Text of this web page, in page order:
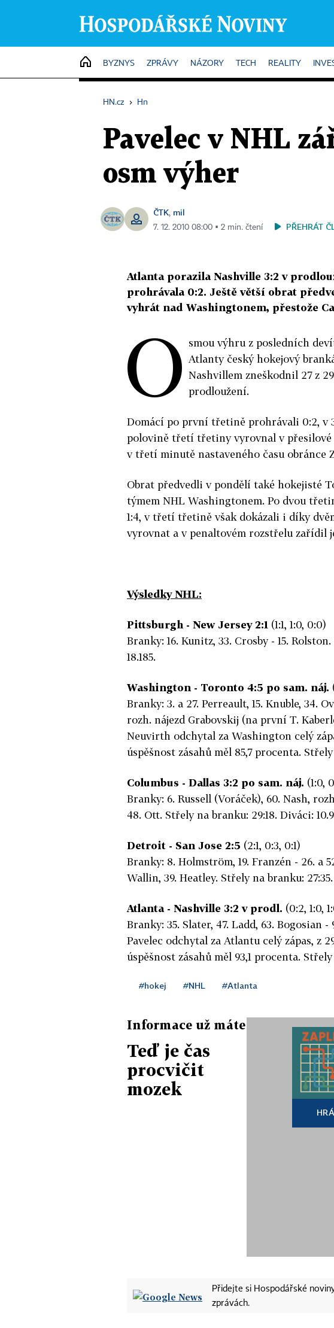
HOME
BYZNYS ZPRÁVY NÁZORY TECH REALITY
HN.cz › Hn
Pavelec v NHL
osm výher
ČTK, mil
7. 12. 2010 08:00 ▪ 2 min. čtení PŘEHRÁT
Atlanta porazila Nashville 3:2 v
prohrávala 0:2. Ještě větší obrat
vyhrát nad Washingtonem, přestože
O smou výhru z posledních
Atlanty český hokejový
Nashvillem zneškodnil 27 z
prodloužení.
Domácí po první třetině prohrávali 0:2, v
polovině třetí třetiny vyrovnal v přesilové
v třetí minutě nastaveného času obránce
Obrat předvedli v pondělí také hokejisté
týmem NHL Washingtonem. Po dvou
1:4, v třetí třetině však dokázali i díky
vyrovnat a v penaltovém rozstřelu zařídil
Výsledky NHL:
Pittsburgh - New Jersey 2:1 (1:1, 1:0, 0:0)
Branky: 16. Kunitz, 33. Crosby - 15.
18.185.
Washington - Toronto 4:5 po sam. náj.
Branky: 3. a 27. Perreault, 15. Knuble, 34.
rozh. nájezd Grabovskij (na první T.
Neuvirth odchytal za Washington celý
úspěšnost zásahů měl 85,7 procenta.
Columbus - Dallas 3:2 po sam. náj. (1:0,
Branky: 6. Russell (Voráček), 60. Nash,
48. Ott. Střely na branku: 29:18. Diváci:
Detroit - San Jose 2:5 (2:1, 0:3, 0:1)
Branky: 8. Holmström, 19. Franzén - 26. a
Wallin, 39. Heatley. Střely na branku: 27:35.
Atlanta - Nashville 3:2 v prodl. (0:2, 1:0,
Branky: 35. Slater, 47. Ladd, 63. Bogosian
Pavelec odchytal za Atlantu celý zápas, z
úspěšnost zásahů měl 93,1 procenta.
#hokej #NHL #Atlanta
Informace už máte
Teď je čas
procvičit
mozek
Přidejte si Hospodářské
zprávách.